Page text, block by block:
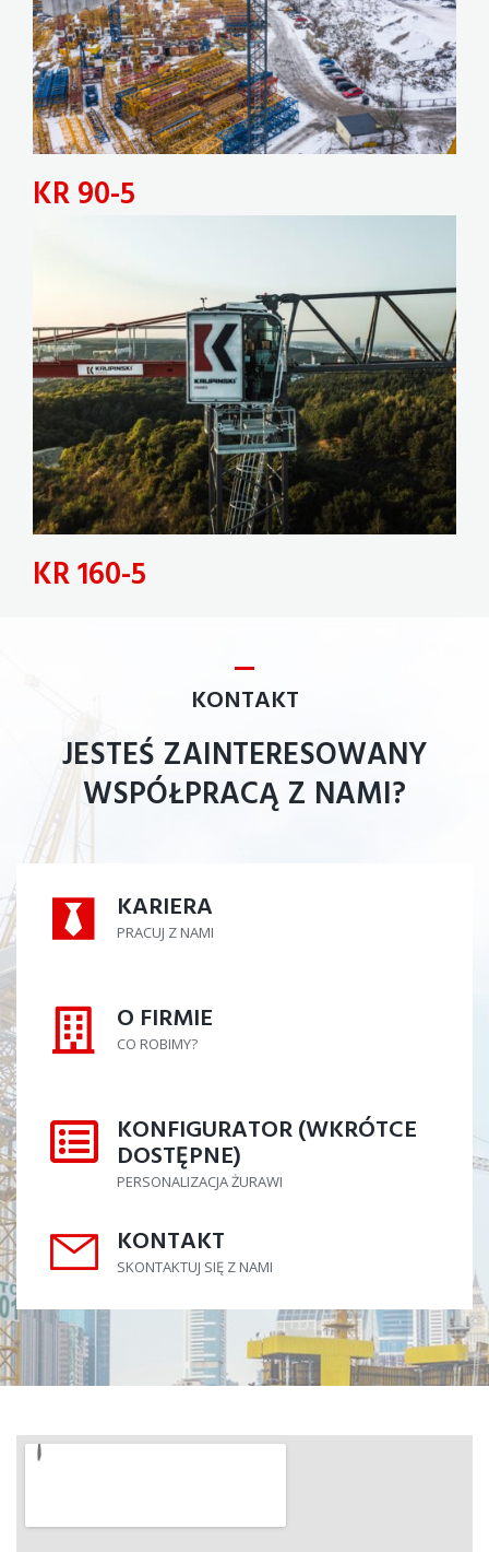
KR 90-5
KR 160-5
KONTAKT
JESTEŚ ZAINTERESOWANY
WSPÓŁPRACĄ Z NAMI?
KARIERA
PRACUJ Z NAMI
KARIERA
O FIRMIE
CO ROBIMY?
O FIRMIE
KONFIGURATOR (WKRÓTCE
DOSTĘPNE)
PERSONALIZACJA ŻURAWI
KONFIGURATOR
KONTAKT
SKONTAKTUJ SIĘ Z NAMI
KONTAKT